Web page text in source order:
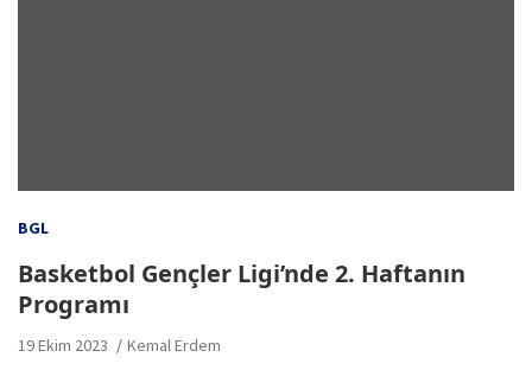
BGL
Basketbol Gençler Ligi’nde 2. Haftanın
Programı
19 Ekim 2023 Kemal Erdem